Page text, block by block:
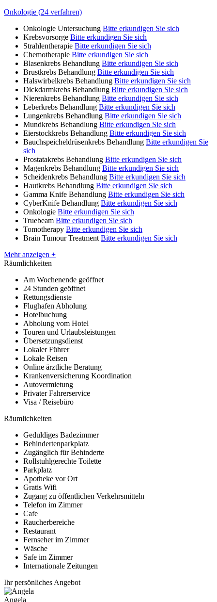
Onkologie (24 verfahren)
Onkologie Untersuchung Bitte erkundigen Sie sich
Krebsvorsorge Bitte erkundigen Sie sich
Strahlentherapie Bitte erkundigen Sie sich
Chemotherapie Bitte erkundigen Sie sich
Blasenkrebs Behandlung Bitte erkundigen Sie sich
Brustkrebs Behandlung Bitte erkundigen Sie sich
Halswirbelkrebs Behandlung Bitte erkundigen Sie sich
Dickdarmkrebs Behandlung Bitte erkundigen Sie sich
Nierenkrebs Behandlung Bitte erkundigen Sie sich
Leberkrebs Behandlung Bitte erkundigen Sie sich
Lungenkrebs Behandlung Bitte erkundigen Sie sich
Mundkrebs Behandlung Bitte erkundigen Sie sich
Eierstockkrebs Behandlung Bitte erkundigen Sie sich
Bauchspeicheldrüsenkrebs Behandlung Bitte erkundigen Sie
sich
Prostatakrebs Behandlung Bitte erkundigen Sie sich
Magenkrebs Behandlung Bitte erkundigen Sie sich
Scheidenkrebs Behandlung Bitte erkundigen Sie sich
Hautkrebs Behandlung Bitte erkundigen Sie sich
Gamma Knife Behandlung Bitte erkundigen Sie sich
CyberKnife Behandlung Bitte erkundigen Sie sich
Onkologie Bitte erkundigen Sie sich
Truebeam Bitte erkundigen Sie sich
Tomotherapy Bitte erkundigen Sie sich
Brain Tumour Treatment Bitte erkundigen Sie sich
Mehr anzeigen +
Räumlichkeiten
Am Wochenende geöffnet
24 Stunden geöffnet
Rettungsdienste
Flughafen Abholung
Hotelbuchung
Abholung vom Hotel
Touren und Urlaubsleistungen
Übersetzungsdienst
Lokaler Führer
Lokale Reisen
Online ärztliche Beratung
Krankenversicherung Koordination
Autovermietung
Privater Fahrerservice
Visa / Reisebüro
Räumlichkeiten
Geduldiges Badezimmer
Behindertenparkplatz
Zugänglich für Behinderte
Rollstuhlgerechte Toilette
Parkplatz
Apotheke vor Ort
Gratis Wifi
Zugang zu öffentlichen Verkehrsmitteln
Telefon im Zimmer
Cafe
Raucherbereiche
Restaurant
Fernseher im Zimmer
Wäsche
Safe im Zimmer
Internationale Zeitungen
Ihr persönliches Angebot
Angela